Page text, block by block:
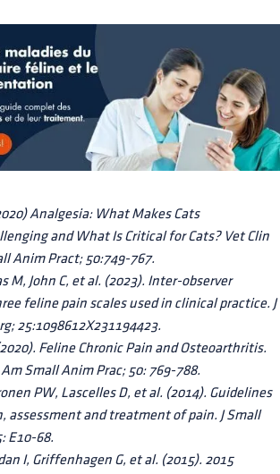
Analgesia: What Makes Cats
and What Is Critical for Cats? Vet Clin
Anim Pract; 50:749-767.
M, John C, et al. (2023). Inter-observer
feline pain scales used in clinical practice. J
25:1098612X231194423.
Feline Chronic Pain and Osteoarthritis.
Small Anim Prac; 50: 769-788.
PW, Lascelles D, et al. (2014). Guidelines
assessment and treatment of pain. J Small
E10-68.
I, Griffenhagen G, et al. (2015). 2015